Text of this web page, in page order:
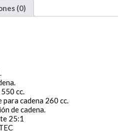
(0)
cc.
para cadena 260 cc.
de cadena.
25:1